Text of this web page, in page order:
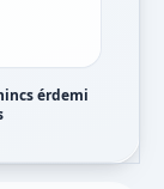
érdemi